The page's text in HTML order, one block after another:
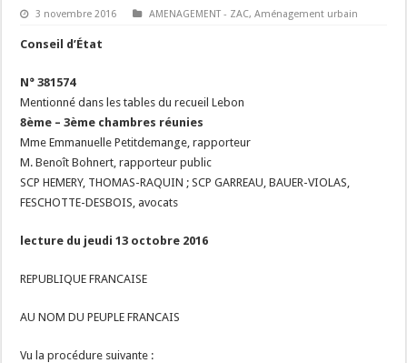
3 novembre 2016 AMENAGEMENT - ZAC,Aménagement urbain
Conseil d’État
N° 381574
Mentionné dans les tables du recueil Lebon
8ème – 3ème chambres réunies
Mme Emmanuelle Petitdemange, rapporteur
M. Benoît Bohnert, rapporteur public
SCP HEMERY, THOMAS-RAQUIN ; SCP GARREAU, BAUER-VIOLAS,
FESCHOTTE-DESBOIS, avocats
lecture du jeudi 13 octobre 2016
REPUBLIQUE FRANCAISE
AU NOM DU PEUPLE FRANCAIS
Vu la procédure suivante :